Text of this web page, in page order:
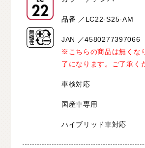
品番 ／LC22-S25-AM
JAN ／4580277397066
※こちらの商品は無くな
了になります。ご了承く
車検対応
国産車専用
ハイブリッド車対応